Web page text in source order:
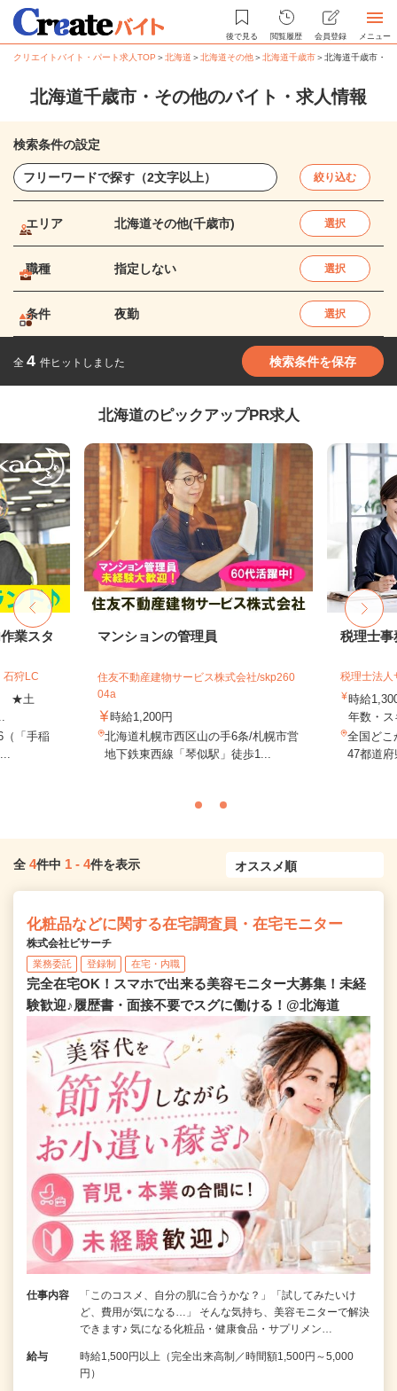
後で見る 閲覧履歴 会員登録 メニュー
クリエイトバイト・パート求人TOP ＞北海道 ＞北海道その他＞北海道千歳市＞北海道千歳市・
北海道千歳市・その他のバイト・求人情報
検索条件の設定
絞り込む
エリア 北海道その他(千歳市) 選択
職種 指定しない 選択
条件 夜勤 選択
全 4 件ヒットしました 検索条件を保存
北海道のピックアップPR求人
業スタ
狩LC
★土
（「手稲
マンションの管理員
住友不動産建物サービス株式会社/skp260
04a
時給1,200円
北海道札幌市西区山の手6条/札幌市営
地下鉄東西線「琴似駅」徒歩1...
税理士事
税理士法人
時給
年数・
全国どこ
47都道
全 4件中 1 - 4件を表示
化粧品などに関する在宅調査員・在宅モニター
株式会社ビサーチ
業務委託 登録制 在宅・内職
完全在宅OK！スマホで出来る美容モニター大募集！未経
験歓迎♪履歴書・面接不要でスグに働ける！@北海道
仕事内容
「このコスメ、自分の肌に合うかな？」「試してみたいけ
ど、費用が気になる…」 そんな気持ち、美容モニターで解決
できます♪ 気になる化粧品・健康食品・サプリメン…
給与
時給1,500円以上（完全出来高制／時間額1,500円～5,000
円）